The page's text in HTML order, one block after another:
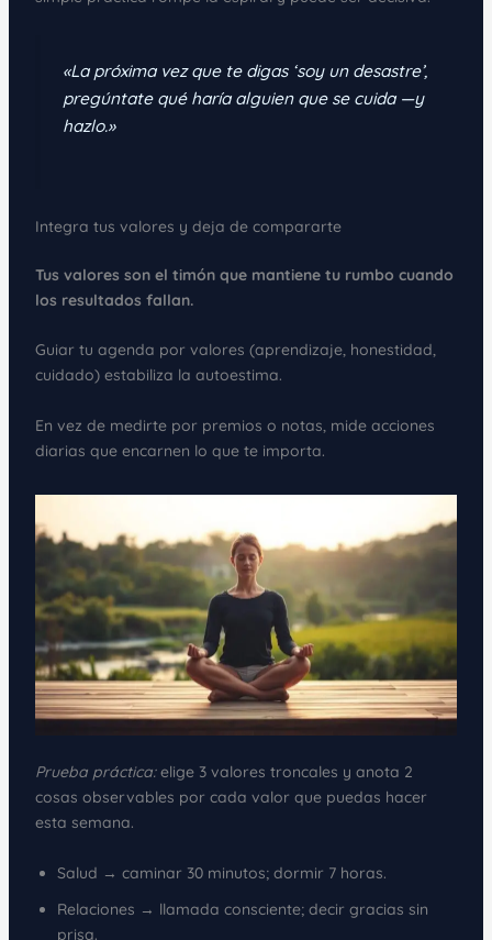
«La próxima vez que te digas ‘soy un desastre’,
pregúntate qué haría alguien que se cuida —y
hazlo.»
Integra tus valores y deja de compararte
Tus valores son el timón que mantiene tu rumbo cuando
los resultados fallan.
Guiar tu agenda por valores (aprendizaje, honestidad,
cuidado) estabiliza la autoestima.
En vez de medirte por premios o notas, mide acciones
diarias que encarnen lo que te importa.
Prueba práctica:elige 3 valores troncales y anota 2
cosas observables por cada valor que puedas hacer
esta semana.
Salud → caminar 30 minutos; dormir 7 horas.
Relaciones → llamada consciente; decir gracias sin
prisa.